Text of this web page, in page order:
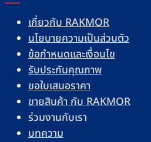
เกี่ยวกับ RAKMOR
นโยบายความเป็นส่วนตัว
ข้อกำหนดและเงื่อนไข
รับประกันคุณภาพ
ขอใบเสนอราคา
ขายสินค้า กับ RAKMOR
ร่วมงานกับเรา
บทความ